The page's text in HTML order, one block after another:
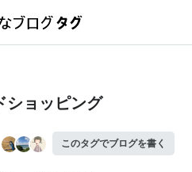
ショッピング
このタグでブログを書く